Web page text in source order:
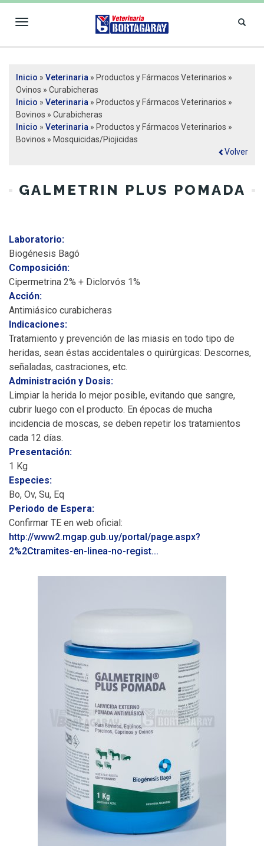
Toggle
BORTAGARAY
Se encuentra usted aquí
Inicio » Veterinaria » Productos y Fármacos Veterinarios »
Ovinos » Curabicheras
Inicio » Veterinaria » Productos y Fármacos Veterinarios »
Bovinos » Curabicheras
Inicio » Veterinaria » Productos y Fármacos Veterinarios »
Bovinos » Mosquicidas/Piojicidas
Volver
GALMETRIN PLUS POMADA
Laboratorio:
Biogénesis Bagó
Composición:
Cipermetrina 2% + Diclorvós 1%
Acción:
Antimiásico curabicheras
Indicaciones:
Tratamiento y prevención de las miasis en todo tipo de
heridas, sean éstas accidentales o quirúrgicas: Descornes,
señaladas, castraciones, etc.
Administración y Dosis:
Limpiar la herida lo mejor posible, evitando que sangre,
cubrir luego con el producto. En épocas de mucha
incidencia de moscas, se deben repetir los tratamientos
cada 12 días.
Presentación:
1 Kg
Especies:
Bo, Ov, Su, Eq
Periodo de Espera:
Confirmar TE en web oficial:
http://www2.mgap.gub.uy/portal/page.aspx?
2%2Ctramites-en-linea-no-regist...